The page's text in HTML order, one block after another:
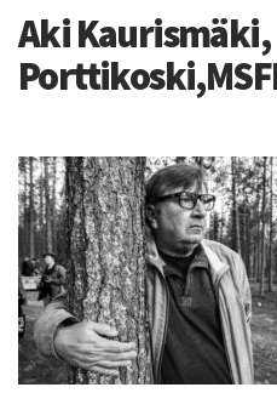
Aki Kaurismäki,